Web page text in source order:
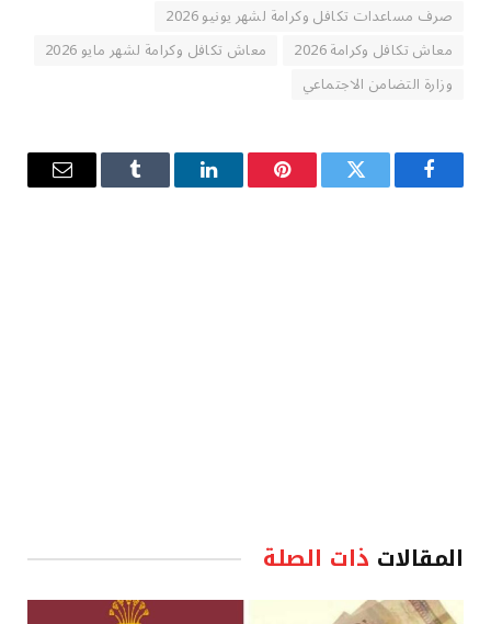
صرف مساعدات تكافل وكرامة لشهر يونيو 2026
معاش تكافل وكرامة 2026
معاش تكافل وكرامة لشهر مايو 2026
وزارة التضامن الاجتماعي
فيسبوك تويتر بينتيريستلينكدإن Tumblr
البريد
المقالات ذات الصلة